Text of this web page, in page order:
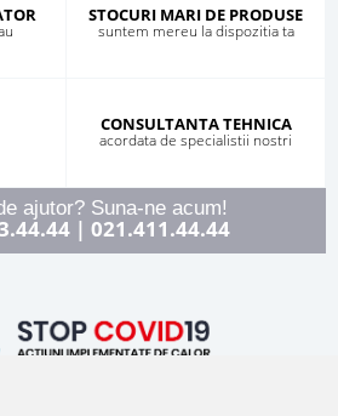
STOCURI MARI DE PRODUSE
suntem mereu la dispozitia ta
CONSULTANTA TEHNICA
acordata de specialistii nostri
ajutor? Suna-ne acum!
| 021.411.44.44